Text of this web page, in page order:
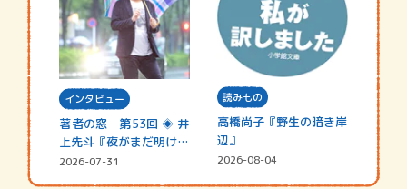
インタビュー
著者の窓 第53回 ◈ 井
上先斗『夜がまだ明けな
い』
2026-07-31
読みもの
高橋尚子『野生の暗き岸
辺』
2026-08-04